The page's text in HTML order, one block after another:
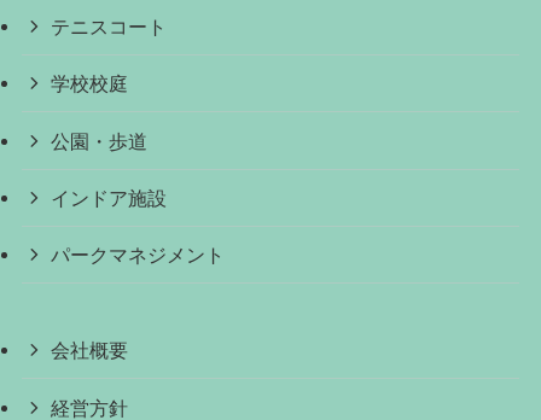
テニスコート
学校校庭
公園・歩道
インドア施設
パークマネジメント
会社概要
経営方針